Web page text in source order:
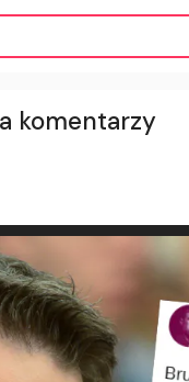
komentarzy